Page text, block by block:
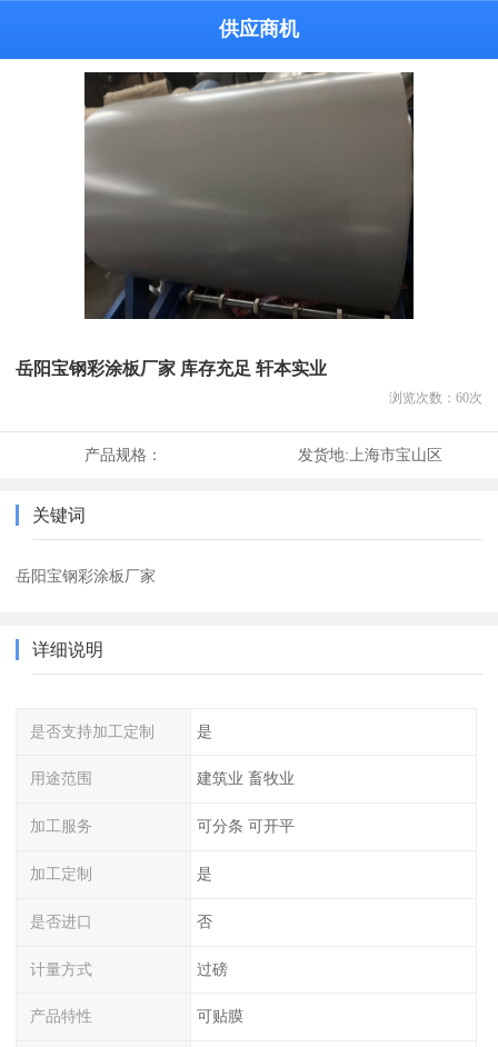
供应商机
岳阳宝钢彩涂板厂家 库存充足 轩本实业
浏览次数： 60次
产品规格： 发货地:上海市宝山区
关键词
岳阳宝钢彩涂板厂家
详细说明
是否支持加工定制 是
用途范围 建筑业 畜牧业
加工服务 可分条 可开平
加工定制 是
是否进口 否
计量方式 过磅
产品特性 可贴膜